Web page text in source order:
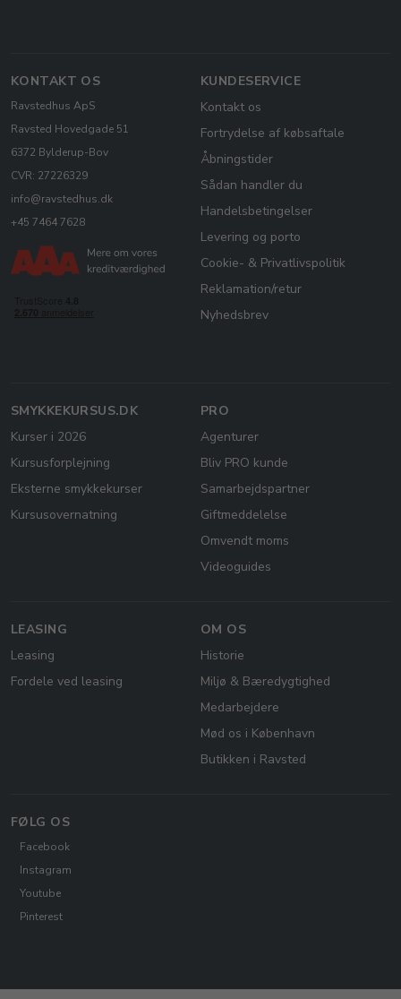
KONTAKT OS
Ravstedhus ApS
Ravsted Hovedgade 51
6372 Bylderup-Bov
CVR: 27226329
info@ravstedhus.dk
+45 7464 7628
KUNDESERVICE
Kontakt os
Fortrydelse af købsaftale
Åbningstider
Sådan handler du
Handelsbetingelser
Levering og porto
Cookie- & Privatlivspolitik
Reklamation/retur
Nyhedsbrev
SMYKKEKURSUS.DK
Kurser i 2026
Kursusforplejning
Eksterne smykkekurser
Kursusovernatning
PRO
Agenturer
Bliv PRO kunde
Samarbejdspartner
Giftmeddelelse
Omvendt moms
Videoguides
LEASING
Leasing
Fordele ved leasing
OM OS
Historie
Miljø & Bæredygtighed
Medarbejdere
Mød os i København
Butikken i Ravsted
FØLG OS
Facebook
Instagram
Youtube
Pinterest